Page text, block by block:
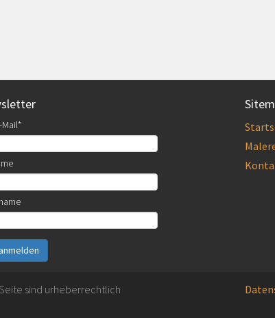
Mail
sind urheberrechtlich